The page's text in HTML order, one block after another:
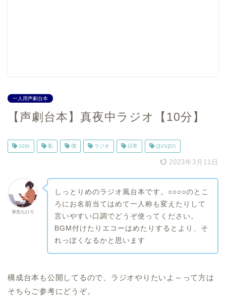
一人用声劇台本
【声劇台本】真夜中ラジオ【10分】
10分 私 僕 ラジオ 日常 ほのぼの
2023年3月11日
筆先ちひろ
しっとりめのラジオ風台本です。○○○○のとこ
ろにお名前当てはめて一人称も変えたりして
言いやすい口調でどうぞ使ってください。
BGM付けたりエコーはめたりするとより、そ
れっぽくなるかと思います
構成台本も公開してるので、ラジオやりたいよ～って方は
そちらご参考にどうぞ。